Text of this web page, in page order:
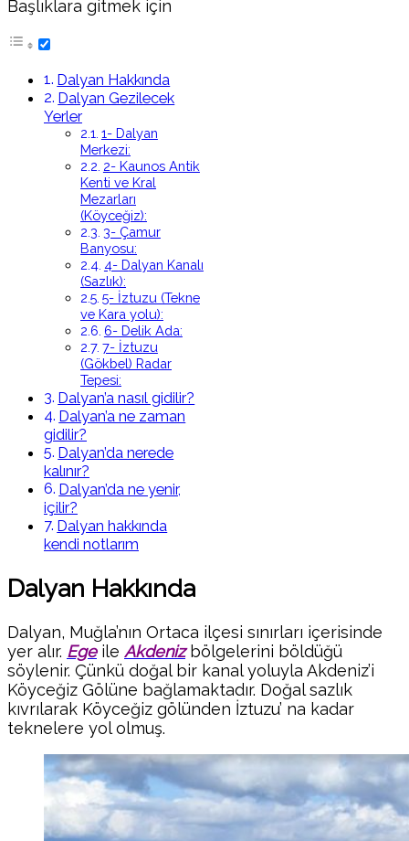
Başlıklara gitmek için
Dalyan Hakkında
Dalyan Gezilecek
Yerler
1- Dalyan
Merkezi:
2- Kaunos Antik
Kenti ve Kral
Mezarları
(Köyceğiz):
3- Çamur
Banyosu:
4- Dalyan Kanalı
(Sazlık):
5- İztuzu (Tekne
ve Kara yolu):
6- Delik Ada:
7- İztuzu
(Gökbel) Radar
Tepesi:
Dalyan’a nasıl gidilir?
Dalyan’a ne zaman
gidilir?
Dalyan’da nerede
kalınır?
Dalyan’da ne yenir,
içilir?
Dalyan hakkında
kendi notlarım
Dalyan Hakkında
Dalyan, Muğla’nın Ortaca ilçesi sınırları içerisinde
yer alır. Egeile Akdenizbölgelerini böldüğü
söylenir. Çünkü doğal bir kanal yoluyla Akdeniz’i
Köyceğiz Gölüne bağlamaktadır. Doğal sazlık
kıvrılarak Köyceğiz gölünden İztuzu’ na kadar
teknelere yol olmuş.